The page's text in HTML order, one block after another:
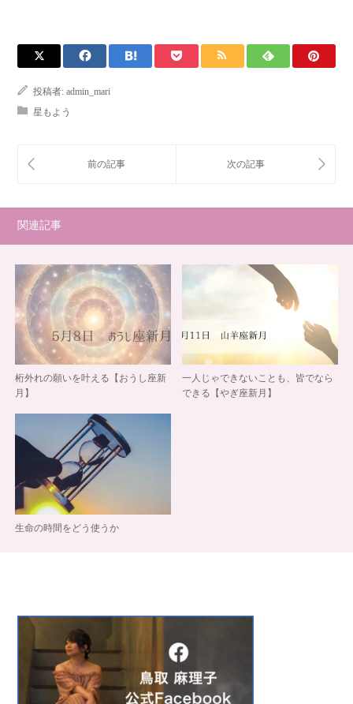
投稿者: admin_mari
星もよう
関連記事
桁外れの願いを叶える【おうし座新
月】
一人じゃできないことも、皆でなら
できる【やぎ座新月】
生命の時間をどう使うか